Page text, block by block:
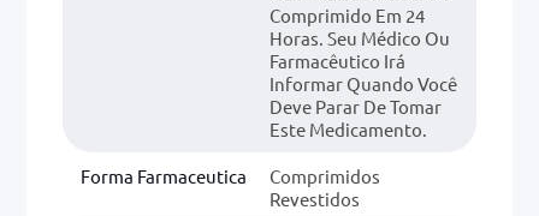
Comprimido Em 24
Horas. Seu Médico Ou
Farmacêutico Irá
Informar Quando Você
Deve Parar De Tomar
Este Medicamento.
Forma Farmaceutica
Comprimidos
Revestidos